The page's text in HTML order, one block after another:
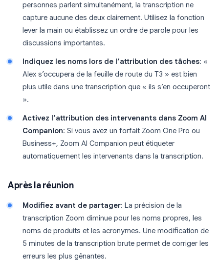
personnes parlent simultanément, la transcription ne
capture aucune des deux clairement. Utilisez la fonction
lever la main ou établissez un ordre de parole pour les
discussions importantes.
Indiquez les noms lors de l’attribution des tâches: «
Alex s’occupera de la feuille de route du T3 » est bien
plus utile dans une transcription que « ils s’en occuperont
».
Activez l’attribution des intervenants dans Zoom AI
Companion: Si vous avez un forfait Zoom One Pro ou
Business+, Zoom AI Companion peut étiqueter
automatiquement les intervenants dans la transcription.
Après la réunion
Modifiez avant de partager: La précision de la
transcription Zoom diminue pour les noms propres, les
noms de produits et les acronymes. Une modification de
5 minutes de la transcription brute permet de corriger les
erreurs les plus gênantes.